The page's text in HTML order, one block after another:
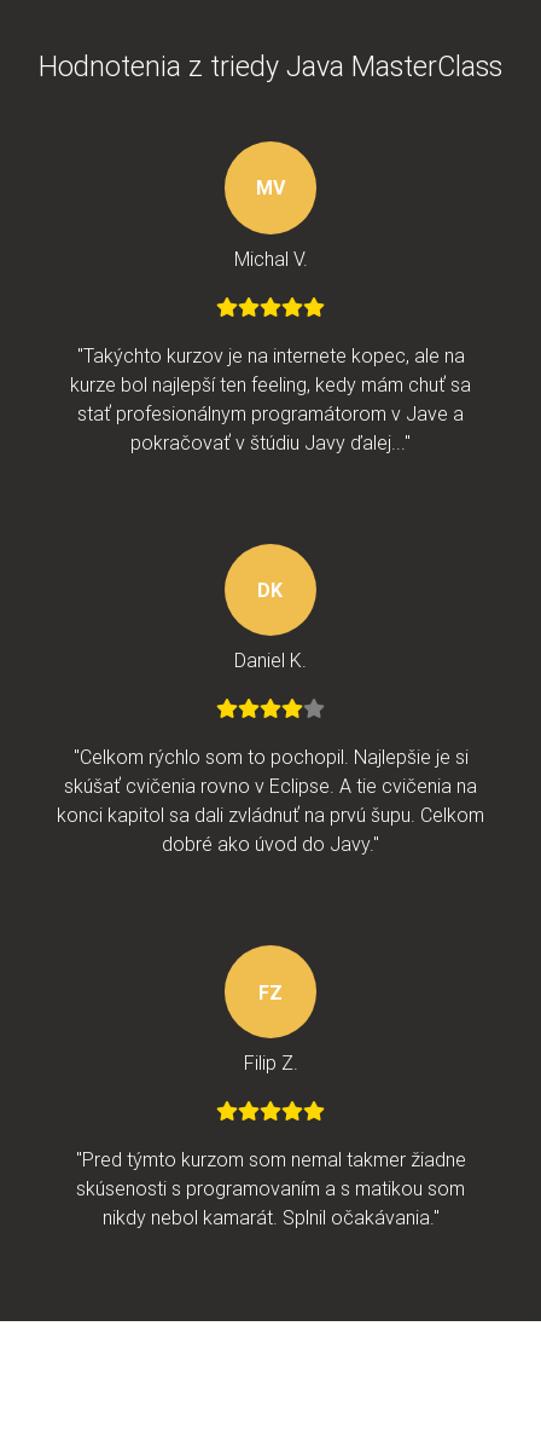
Hodnotenia z triedy Java MasterClass
MV
Michal V.
"Takýchto kurzov je na internete kopec, ale na
kurze bol najlepší ten feeling, kedy mám chuť sa
stať profesionálnym programátorom v Jave a
pokračovať v štúdiu Javy ďalej..."
DK
Daniel K.
"Celkom rýchlo som to pochopil. Najlepšie je si
skúšať cvičenia rovno v Eclipse. A tie cvičenia na
konci kapitol sa dali zvládnuť na prvú šupu. Celkom
dobré ako úvod do Javy."
FZ
Filip Z.
"Pred týmto kurzom som nemal takmer žiadne
skúsenosti s programovaním a s matikou som
nikdy nebol kamarát. Splnil očakávania."